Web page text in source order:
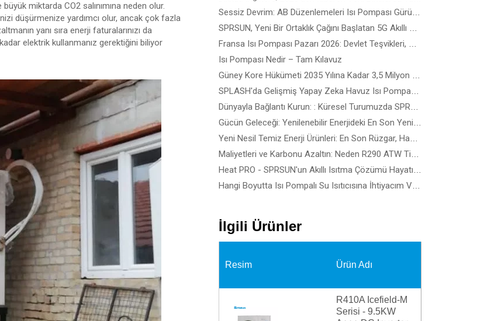
miktarda CO2 salınımına neden olur.
düşürmenize yardımcı olur, ancak çok fazla
yanı sıra enerji faturalarınızı da
elektrik kullanmanız gerektiğini biliyor
Isı Pompası Nedir – Tam Kılavuz
Hangi Boyutta Isı Pompalı Su Isıtıcısına İhtiyacım Var?
İlgili Ürünler
Resim Ürün Adı
R410A Icefield-M
Serisi - 9.5KW